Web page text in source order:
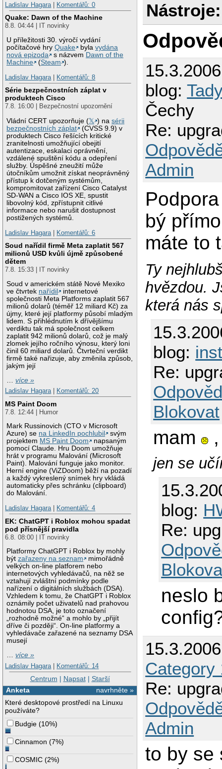
Ladislav Hagara | Komentářů: 0
Quake: Dawn of the Machine
8.8. 04:44 | IT novinky
U příležitosti 30. výročí vydání
počítačové hryQuake bylavydána
nová epizoda
s názvem Dawn of the
Machine
(Steam ).
Ladislav Hagara | Komentářů: 8
Série bezpečnostních záplat v
produktech Cisco
7.8. 16:00 | Bezpečnostní upozornění
Vládní CERT upozorňuje (𝕏 ) nasérii
bezpečnostních záplat
(CVSS 9.9) v
produktech Cisco řešících kritické
zranitelnosti umožňující obejití
autentizace, eskalaci oprávnění,
vzdálené spuštění kódu a odepření
služby. Úspěšné zneužití může
útočníkům umožnit získat neoprávněný
přístup k dotčeným systémům,
kompromitovat zařízení Cisco Catalyst
SD-WAN a Cisco IOS XE, spustit
libovolný kód, zpřístupnit citlivé
informace nebo narušit dostupnost
postižených systémů.
Ladislav Hagara | Komentářů: 6
Soud nařídil firmě Meta zaplatit 567
milionů USD kvůli újmě způsobené
dětem
7.8. 15:33 | IT novinky
Soud v americkém státě Nové Mexiko
ve čtvrtek nařídil
internetové
společnosti Meta Platforms zaplatit 567
milionů dolarů (téměř 12 miliard Kč) za
újmy, které její platformy působí mladým
lidem. S přihlédnutím k dřívějšímu
verdiktu tak má společnost celkem
zaplatit 942 milionů dolarů, což je malý
zlomek jejího ročního výnosu, který loni
činil 60 miliard dolarů. Čtvrteční verdikt
firmě také nařizuje, aby změnila způsob,
jakým její
…více »
Ladislav Hagara| Komentářů: 20
MS Paint Doom
7.8. 12:44 | Humor
Mark Russinovich (CTO v Microsoft
Azure) se na LinkedIn pochlubil
svým
projektem MS Paint Doom
napsaným
pomocí Claude. Hru Doom umožňuje
hrát v programu Malování (Microsoft
Paint). Malování funguje jako monitor.
Herní engine (ViZDoom) běží na pozadí
a každý vykreslený snímek hry vkládá
automaticky přes schránku (clipboard)
do Malování.
Ladislav Hagara| Komentářů: 4
EK: ChatGPT i Roblox mohou spadat
pod přísnější pravidla
6.8. 08:00 | IT novinky
Platformy ChatGPT i Roblox by mohly
býtzařazeny na seznam
mimořádně
velkých on-line platforem nebo
internetových vyhledávačů, na něž se
vztahují zvláštní podmínky podle
nařízení o digitálních službách (DSA).
Vzhledem k tomu, že ChatGPT i Roblox
oznámily počet uživatelů nad prahovou
hodnotou DSA, je toto označení
„rozhodně možné“ a mohlo by „přijít
dříve či později“. On-line platformy a
vyhledávače zařazené na seznamy DSA
musejí
…více »
Ladislav Hagara | Komentářů: 14
Centrum | Napsat| Starší
navrhněte »
Anketa
Které desktopové prostředí na Linuxu
používáte?
Budgie (10%)
Cinnamon (7%)
COSMIC (2%)
Nástroje:
blog:
Čechy
Re:
Admin
bý
máte to
Ty
hvězdou.
která nás
blog:
Re:
Blokovat
mam
jen se
blog:
Re:
neslo
Category
Re:
Admin
to by se